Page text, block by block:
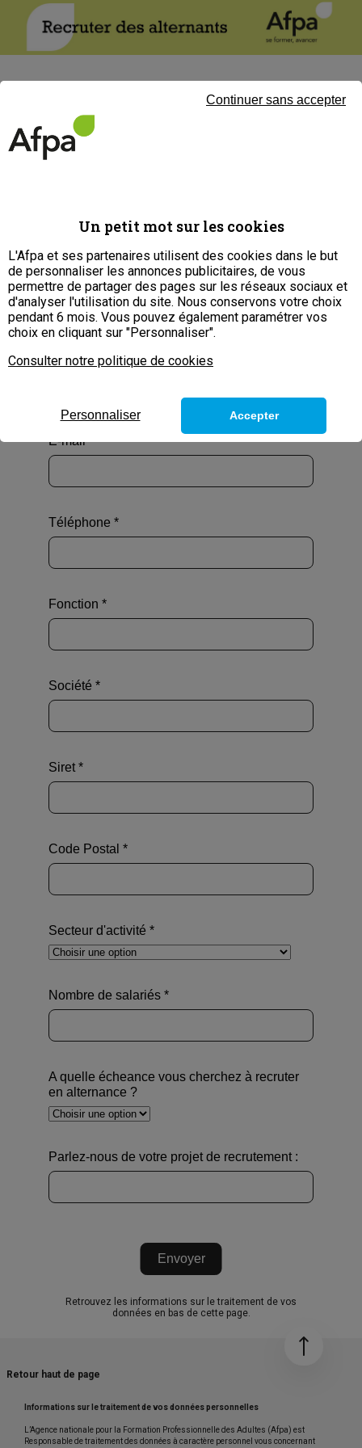
Vous souhaitez recruter et
former un (ou des) alternant(s)
projets.
Prénom *
Nom *
E-mail *
Téléphone *
Fonction *
Société *
Siret *
Code Postal *
Secteur d'activité *
Nombre de salariés *
A quelle écheance vous cherchez à recruter
en alternance ?
Parlez-nous de votre projet de recrutement :
Envoyer
Retrouvez les informations sur le traitement de vos
données en bas de cette page.
Retour haut de page
Informations sur le traitement de vos données personnelles
L’Agence nationale pour la Formation Professionnelle des Adultes (Afpa) est
Responsable de traitement des données à caractère personnel vous concernant
Un petit mot sur les cookies
L'Afpa et ses partenaires utilisent des cookies dans le but
de personnaliser les annonces publicitaires, de vous
permettre de partager des pages sur les réseaux sociaux et
d'analyser l'utilisation du site. Nous conservons votre choix
pendant 6 mois. Vous pouvez également paramétrer vos
choix en cliquant sur "Personnaliser".
Consulter notre politique de cookies
Continuer sans accepter
Personnaliser Accepter